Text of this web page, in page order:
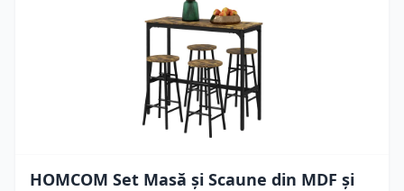
HOMCOM Set Masă și Scaune din MDF și